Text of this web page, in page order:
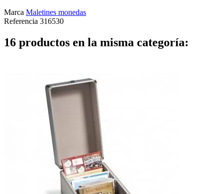
Marca Maletines monedas
Referencia 316530
16 productos en la misma categoría: